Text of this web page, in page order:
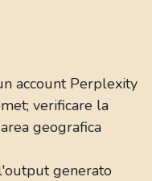
account Perplexity
verificare la
geografica
generato